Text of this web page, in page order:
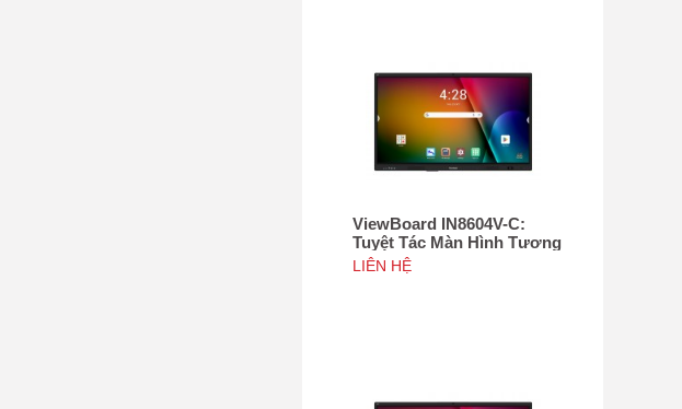
ViewBoard IN8604V-C:
Tuyệt Tác Màn Hình Tương
Tác 86", Tích hợp camera
4K độ phân giải 50MP, NFC
LIÊN HỆ